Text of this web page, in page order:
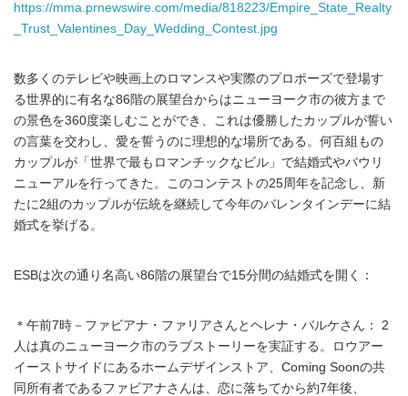
https://mma.prnewswire.com/media/818223/Empire_State_Realty
_Trust_Valentines_Day_Wedding_Contest.jpg
数多くのテレビや映画上のロマンスや実際のプロポーズで登場す
る世界的に有名な86階の展望台からはニューヨーク市の彼方まで
の景色を360度楽しむことができ、これは優勝したカップルが誓い
の言葉を交わし、愛を誓うのに理想的な場所である。何百組もの
カップルが「世界で最もロマンチックなビル」で結婚式やバウリ
ニューアルを行ってきた。このコンテストの25周年を記念し、新
たに2組のカップルが伝統を継続して今年のバレンタインデーに結
婚式を挙げる。
ESBは次の通り名高い86階の展望台で15分間の結婚式を開く：
＊午前7時－ファビアナ・ファリアさんとヘレナ・バルケさん： 2
人は真のニューヨーク市のラブストーリーを実証する。ロウアー
イーストサイドにあるホームデザインストア、Coming Soonの共
同所有者であるファビアナさんは、恋に落ちてから約7年後、